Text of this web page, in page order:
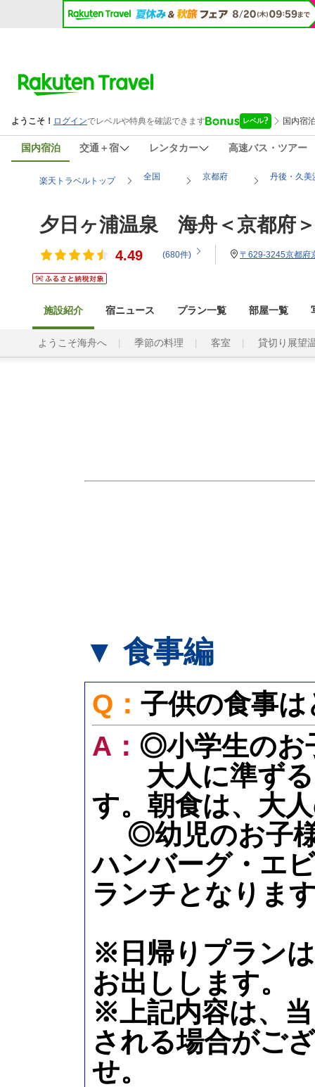
国内宿泊 交通＋宿 レンタカー 高速バス・ツアー
楽天トラベルトップ 全国 京都府 丹後・久美
夕日ヶ浦温泉 海舟＜京都府＞
4.49 (680件) 〒629-3245京都府
施設紹介 宿ニュース プラン一覧 部屋一覧
ようこそ海舟へ 季節の料理 客室 貸切り展望
▼ 食事編
Q： 子供の食事
A： ◎小学生のお
大人に準ずる
す。朝食は、大
◎幼児のお子様
ハンバーグ・エ
ランチとなりま
※日帰りプラン
お出しします。
※上記内容は、
される場合がご
せ。